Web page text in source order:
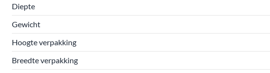
Diepte
Gewicht
Hoogte verpakking
Breedte verpakking